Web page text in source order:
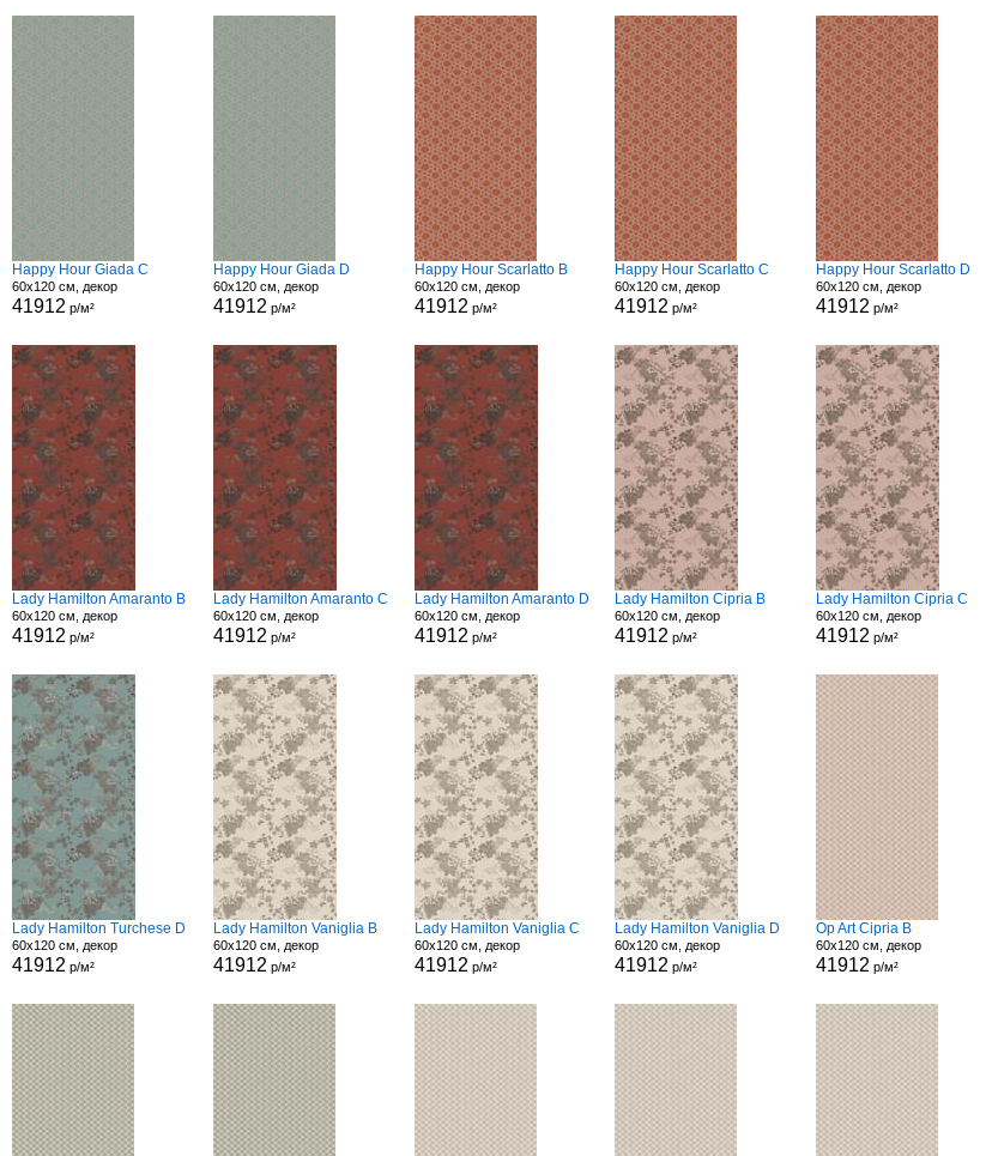
Happy Hour Giada C
60x120 см, декор
41912 р/м²
Happy Hour Giada D
60x120 см, декор
41912 р/м²
Happy Hour Scarlatto B
60x120 см, декор
41912 р/м²
Happy Hour Scarlatto C
60x120 см, декор
41912 р/м²
Happy Hour Scarlatto D
60x120 см, декор
41912 р/м²
Lady Hamilton Amaranto B
60x120 см, декор
41912 р/м²
Lady Hamilton Amaranto C
60x120 см, декор
41912 р/м²
Lady Hamilton Amaranto D
60x120 см, декор
41912 р/м²
Lady Hamilton Cipria B
60x120 см, декор
41912 р/м²
Lady Hamilton Cipria C
60x120 см, декор
41912 р/м²
Lady Hamilton Turchese D
60x120 см, декор
41912 р/м²
Lady Hamilton Vaniglia B
60x120 см, декор
41912 р/м²
Lady Hamilton Vaniglia C
60x120 см, декор
41912 р/м²
Lady Hamilton Vaniglia D
60x120 см, декор
41912 р/м²
Op Art Cipria B
60x120 см, декор
41912 р/м²